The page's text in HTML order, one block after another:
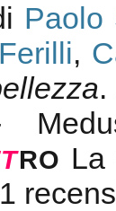
Paolo
,
.
TRO La